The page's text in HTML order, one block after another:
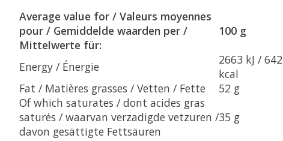
Average value for / Valeurs moyennes
pour / Gemiddelde waarden per /
Mittelwerte für:
100 g
Energy / Énergie
2663 kJ / 642
kcal
Fat / Matières grasses / Vetten / Fette
52 g
Of which saturates / dont acides gras
saturés / waarvan verzadigde vetzuren /
davon gesättigte Fettsäuren
35 g